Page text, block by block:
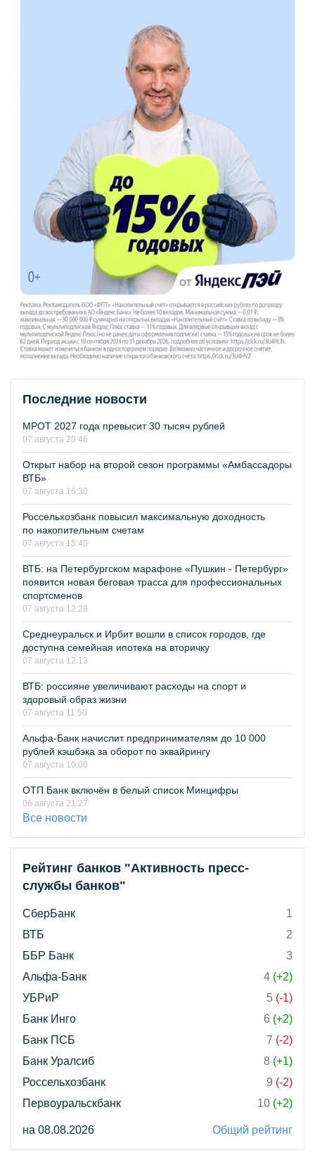
Последние новости
МРОТ 2027 года превысит 30 тысяч рублей
07 августа 20:46
Открыт набор на второй сезон программы «Амбассадоры
ВТБ»
07 августа 16:30
Россельхозбанк повысил максимальную доходность
по накопительным счетам
07 августа 15:40
ВТБ: на Петербургском марафоне «Пушкин - Петербург»
появится новая беговая трасса для профессиональных
спортсменов
07 августа 12:28
Среднеуральск и Ирбит вошли в список городов, где
доступна семейная ипотека на вторичку
07 августа 12:13
ВТБ: россияне увеличивают расходы на спорт и
здоровый образ жизни
07 августа 11:50
Альфа-Банк начислит предпринимателям до 10 000
рублей кэшбэка за оборот по эквайрингу
07 августа 10:00
ОТП Банк включён в белый список Минцифры
06 августа 21:27
Все новости
Рейтинг банков "Активность пресс-
службы банков"
СберБанк
1
ВТБ
2
ББР Банк
3
Альфа-Банк
4 (+2)
УБРиР
5 (-1)
Банк Инго
6 (+2)
Банк ПСБ
7 (-2)
Банк Уралсиб
8 (+1)
Россельхозбанк
9 (-2)
Первоуральскбанк
10 (+2)
на 08.08.2026 Общий рейтинг